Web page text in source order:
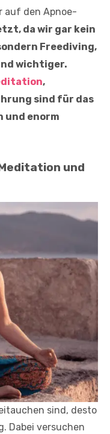
auf den Apnoe-
da wir gar kein
Freediving,
wichtiger.
,
sind für das
und enorm
und
sind, desto
Dabei versuchen